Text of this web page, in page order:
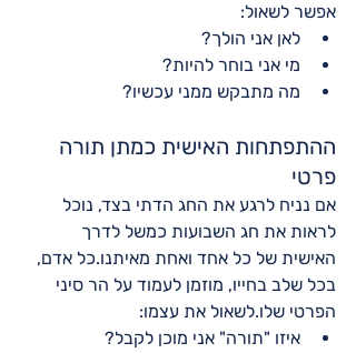
אפשר לשאול:
לאן אני הולך?
מי אני בוחר להיות?
מה מתבקש ממני עכשיו?
ההתפתחות האישית כמתן תורה
פרטי
אם נניח לרגע את החג הדתי בצד, נוכל
לראות את חג השבועות כמשל לדרך
האישית של כל אחד ואחת מאיתנו.כל אדם,
בכל שלב בחייו, מוזמן לעמוד על הר סיני
הפרטי שלו.לשאול את עצמו:
איזו "תורה" אני מוכן לקבל?